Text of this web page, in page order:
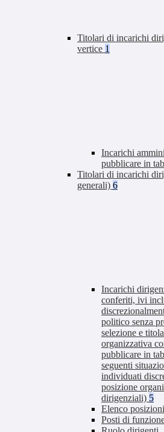
Titolari di incarichi
vertice 1
Incarichi
pubblicare in
Titolari di incarichi
generali) 6
Incarichi
conferiti, ivi
politico senza
selezione e
organizzativa
pubblicare in
seguenti
individuati
posizione
dirigenziali) 5
Elenco
Posti di